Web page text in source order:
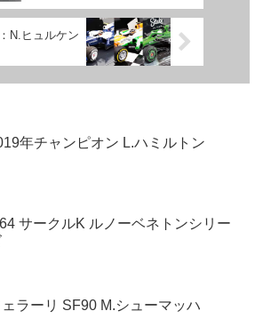
N.ヒュルケン
年チャンピオン L.ハミルトン
サークルK ルノーベネトンシリー
ェラーリ SF90 M.シューマッハ